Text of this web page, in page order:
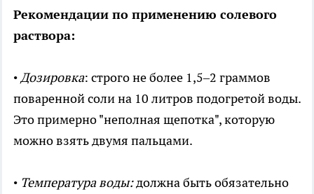
Рекомендации по применению солевого
раствора:
•Дозировка: строго не более 1,5–2 граммов
поваренной соли на 10 литров подогретой воды.
Это примерно "неполная щепотка", которую
можно взять двумя пальцами.
• Температура воды:должна быть обязательно